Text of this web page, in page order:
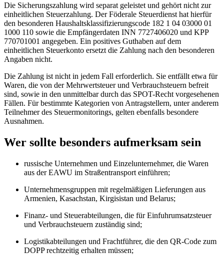
Die Sicherungszahlung wird separat geleistet und gehört nicht zur
einheitlichen Steuerzahlung. Der Föderale Steuerdienst hat hierfür
den besonderen Haushaltsklassifizierungscode 182 1 04 03000 01
1000 110 sowie die Empfängerdaten INN 7727406020 und KPP
770701001 angegeben. Ein positives Guthaben auf dem
einheitlichen Steuerkonto ersetzt die Zahlung nach den besonderen
Angaben nicht.
Die Zahlung ist nicht in jedem Fall erforderlich. Sie entfällt etwa für
Waren, die von der Mehrwertsteuer und Verbrauchsteuern befreit
sind, sowie in den unmittelbar durch das SPOT-Recht vorgesehenen
Fällen. Für bestimmte Kategorien von Antragstellern, unter anderem
Teilnehmer des Steuermonitorings, gelten ebenfalls besondere
Ausnahmen.
Wer sollte besonders aufmerksam sein
russische Unternehmen und Einzelunternehmer, die Waren
aus der EAWU im Straßentransport einführen;
Unternehmensgruppen mit regelmäßigen Lieferungen aus
Armenien, Kasachstan, Kirgisistan und Belarus;
Finanz- und Steuerabteilungen, die für Einfuhrumsatzsteuer
und Verbrauchsteuern zuständig sind;
Logistikabteilungen und Frachtführer, die den QR-Code zum
DOPP rechtzeitig erhalten müssen;